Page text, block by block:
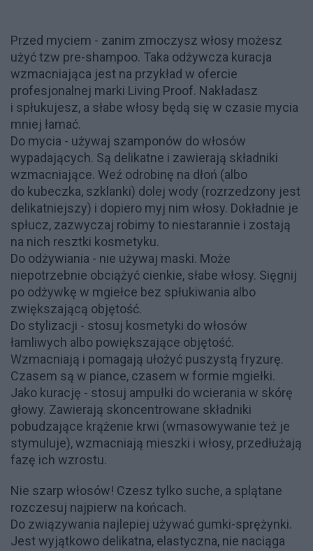
Przed myciem - zanim zmoczysz włosy możesz
użyć tzw pre-shampoo. Taka odżywcza kuracja
wzmacniająca jest na przykład w ofercie
profesjonalnej marki Living Proof. Nakładasz
i spłukujesz, a słabe włosy będą się w czasie mycia
mniej łamać.
Do mycia - używaj szamponów do włosów
wypadających. Są delikatne i zawierają składniki
wzmacniające. Weź odrobinę na dłoń (albo
do kubeczka, szklanki) dolej wody (rozrzedzony jest
delikatniejszy) i dopiero myj nim włosy. Dokładnie je
spłucz, zazwyczaj robimy to niestarannie i zostają
na nich resztki kosmetyku.
Do odżywiania - nie używaj maski. Może
niepotrzebnie obciążyć cienkie, słabe włosy. Sięgnij
po odżywkę w mgiełce bez spłukiwania albo
zwiększającą objętość.
Do stylizacji - stosuj kosmetyki do włosów
łamliwych albo powiększające objętość.
Wzmacniają i pomagają ułożyć puszystą fryzurę.
Czasem są w piance, czasem w formie mgiełki.
Jako kurację - stosuj ampułki do wcierania w skórę
głowy. Zawierają skoncentrowane składniki
pobudzające krążenie krwi (wmasowywanie też je
stymuluje), wzmacniają mieszki i włosy, przedłużają
fazę ich wzrostu.
Nie szarp włosów! Czesz tylko suche, a splątane
rozczesuj najpierw na końcach.
Do związywania najlepiej używać gumki-sprężynki.
Jest wyjątkowo delikatna, elastyczna, nie naciąga